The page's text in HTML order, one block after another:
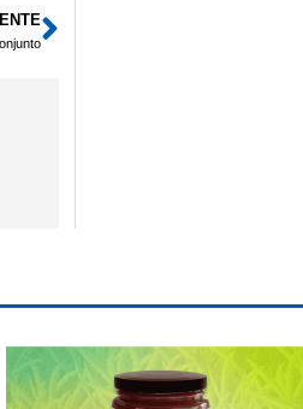
Siguiente